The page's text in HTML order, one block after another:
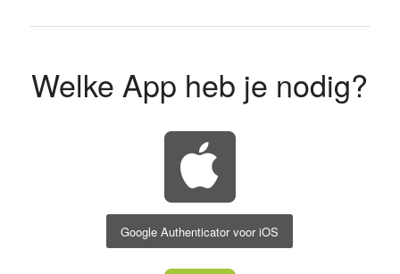
Welke App heb je nodig?
Google Authenticator voor iOS